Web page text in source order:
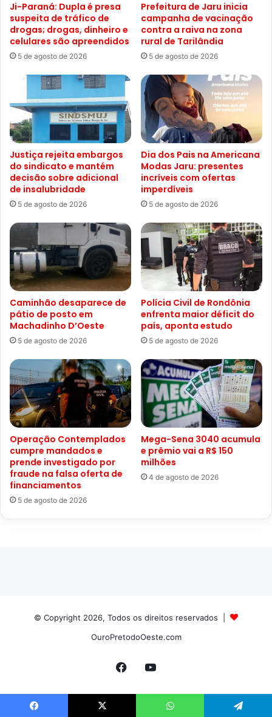
Ji-Paraná: Dupla é presa
suspeita de tráfico de
drogas; drogas, dinheiro e
celulares são apreendidos
5 de agosto de 2026
Prefeitura de Jaru inicia
campanha de vacinação
contra a raiva na zona
rural de Tarilândia
5 de agosto de 2026
Justiça rejeita embargos
do sindicato e mantém
decisão sobre adicional
de insalubridade
5 de agosto de 2026
Dia dos Pais na Americana
Modas Jaru: presentes
incríveis com ofertas
imperdíveis
5 de agosto de 2026
Caminhão desaparece de
pátio de posto em
Machadinho D’Oeste
5 de agosto de 2026
Polícia Civil de Rondônia
enfrenta maior déficit do
país, aponta estudo
5 de agosto de 2026
Operação Contemplados
cumpre mandados e
prende investigado por
fraude na falsa oferta de
financiamentos
5 de agosto de 2026
Mega-Sena 3040 acumula
e prêmio vai a R$ 150
milhões
4 de agosto de 2026
© Copyright 2026, Todos os direitos reservados |
OuroPretodoOeste.com
FacebookYouTube